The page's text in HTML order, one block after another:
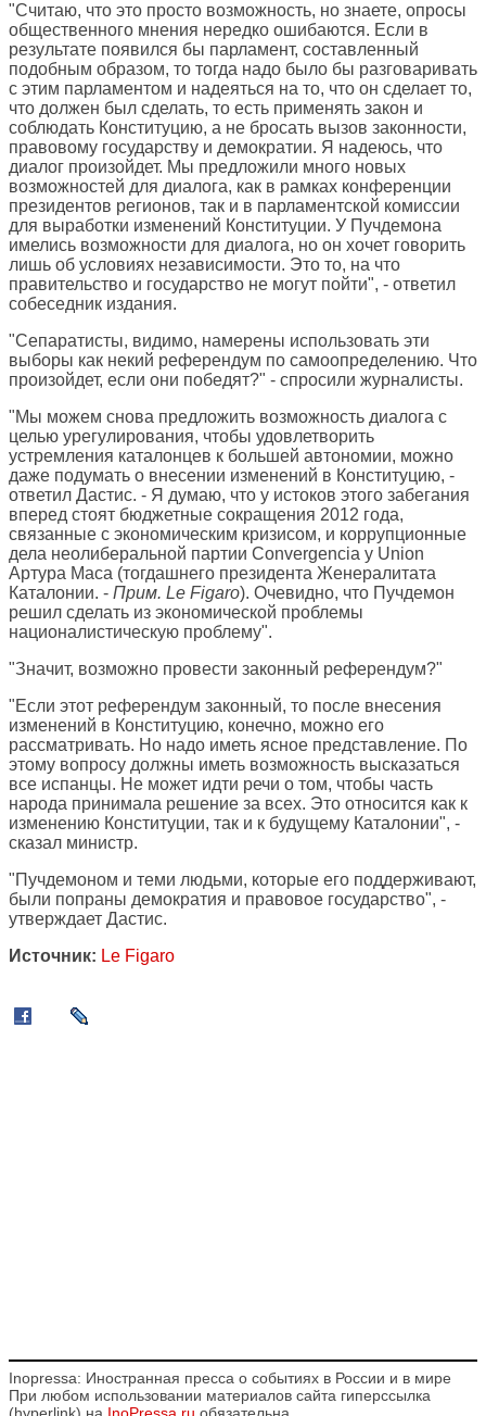
"Считаю, что это просто возможность, но знаете, опросы
общественного мнения нередко ошибаются. Если в
результате появился бы парламент, составленный
подобным образом, то тогда надо было бы разговаривать
с этим парламентом и надеяться на то, что он сделает то,
что должен был сделать, то есть применять закон и
соблюдать Конституцию, а не бросать вызов законности,
правовому государству и демократии. Я надеюсь, что
диалог произойдет. Мы предложили много новых
возможностей для диалога, как в рамках конференции
президентов регионов, так и в парламентской комиссии
для выработки изменений Конституции. У Пучдемона
имелись возможности для диалога, но он хочет говорить
лишь об условиях независимости. Это то, на что
правительство и государство не могут пойти", - ответил
собеседник издания.
"Сепаратисты, видимо, намерены использовать эти
выборы как некий референдум по самоопределению. Что
произойдет, если они победят?" - спросили журналисты.
"Мы можем снова предложить возможность диалога с
целью урегулирования, чтобы удовлетворить
устремления каталонцев к большей автономии, можно
даже подумать о внесении изменений в Конституцию, -
ответил Дастис. - Я думаю, что у истоков этого забегания
вперед стоят бюджетные сокращения 2012 года,
связанные с экономическим кризисом, и коррупционные
дела неолиберальной партии Convergencia y Union
Артура Маса (тогдашнего президента Женералитата
Каталонии. - Прим. Le Figaro). Очевидно, что Пучдемон
решил сделать из экономической проблемы
националистическую проблему".
"Значит, возможно провести законный референдум?"
"Если этот референдум законный, то после внесения
изменений в Конституцию, конечно, можно его
рассматривать. Но надо иметь ясное представление. По
этому вопросу должны иметь возможность высказаться
все испанцы. Не может идти речи о том, чтобы часть
народа принимала решение за всех. Это относится как к
изменению Конституции, так и к будущему Каталонии", -
сказал министр.
"Пучдемоном и теми людьми, которые его поддерживают,
были попраны демократия и правовое государство", -
утверждает Дастис.
Источник: Le Figaro
Inopressa: Иностранная пресса о событиях в России и в мире
При любом использовании материалов сайта гиперссылка